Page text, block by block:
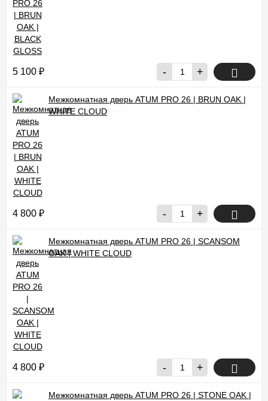
выбрать оптимальное решение для вашего дома или офиса. Мы
также предоставляем консультации по подбору и помощь в
оформлении заказа.
5 100 ₽ - +
Межкомнатная дверь ATUM PRO 26 | BRUN OAK |
WHITE CLOUD
4 800 ₽ - +
Межкомнатная дверь ATUM PRO 26 | SCANSOM
OAK | WHITE CLOUD
4 800 ₽ - +
Межкомнатная дверь ATUM PRO 26 | STONE OAK |